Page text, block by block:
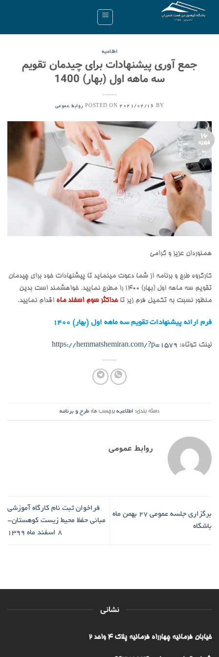
اطلاعیه
جمع آوری پیشنهادات برای چیدمان تقویم
سه ماهه اول (بهار) 1400
POSTED ON 2021/02/16 BY روابط عمومی
16
فوریه
همنوردان عزیز و گرامی
کارگروه طرح و برنامه از شما دعوت مینماید تا پیشنهادات خود برای چیدمان
تقویم سه ماهه اول (بهار) 1400 را مطرح نمایید. خواهشمند است بدین
منظور نسبت به تکمیل فرم زیر تاحداکثر سوم اسفند ماه اقدام نمایید.
فرم ارائه پیشنهادات تقویم سه ماهه اول (بهار) 1400
لینک کوتاه: https://hemmatshemiran.com/?p=1579
دسته بندی: اطلاعیه برچسب ها: طرح و برنامه
روابط عمومی
برگزاری جلسه عمومی 27 بهمن ماه
باشگاه
فراخوان ثبت نام کارگاه آموزشی
مبانی حفظ محیط زیست کوهستان-
8 اسفند ماه 1399
نشانی
خیابان فرمانیه چهارراه فرمانیه پلاک ۴ واحد ۲